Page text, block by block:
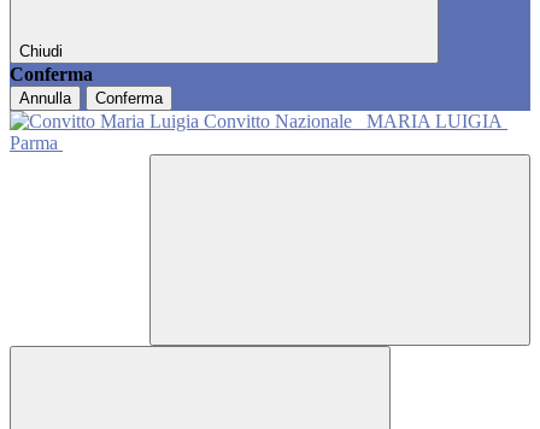
Chiudi
Conferma
Annulla Conferma
Convitto Nazionale
MARIA LUIGIA
Parma